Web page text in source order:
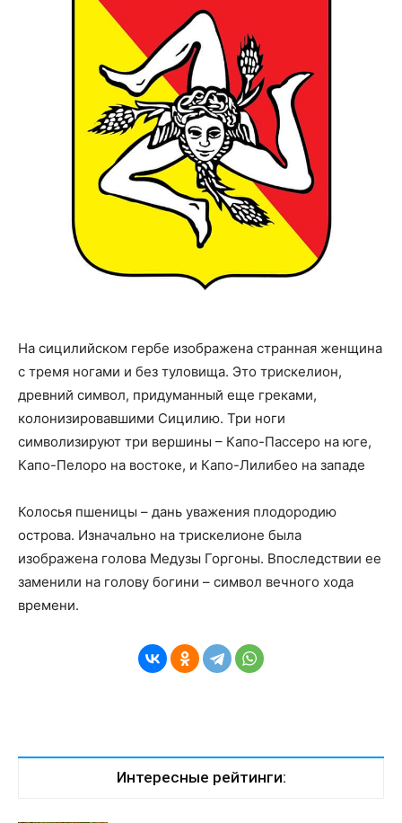
На сицилийском гербе изображена странная женщина
с тремя ногами и без туловища. Это трискелион,
древний символ, придуманный еще греками,
колонизировавшими Сицилию. Три ноги
символизируют три вершины – Капо-Пассеро на юге,
Капо-Пелоро на востоке, и Капо-Лилибео на западе
Колосья пшеницы – дань уважения плодородию
острова. Изначально на трискелионе была
изображена голова Медузы Горгоны. Впоследствии ее
заменили на голову богини – символ вечного хода
времени.
Интересные рейтинги: